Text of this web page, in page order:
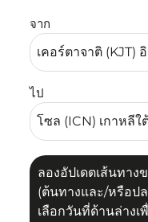
จาก
ไป
ลองอัปเดตเส้นทาง
(ต้นทางและ/หรือป
เลือกวันที่ด้านล่าง